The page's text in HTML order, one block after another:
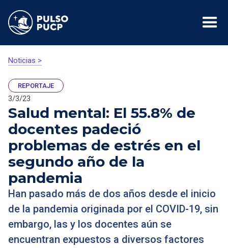
Noticias >
REPORTAJE
3/3/23
Salud mental: El 55.8% de
docentes padeció
problemas de estrés en el
segundo año de la
pandemia
Han pasado más de dos años desde el inicio
de la pandemia originada por el COVID-19, sin
embargo, las y los docentes aún se
encuentran expuestos a diversos factores